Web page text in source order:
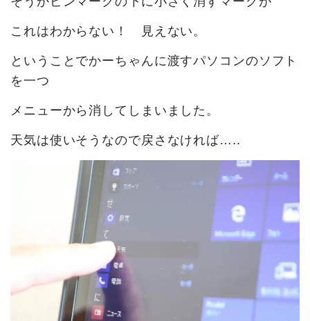
これはわからない！ 見えない。
ということでかーちゃんに渡すパソコンのソフト
を一つ
メニューから消してしまいました。
天気は使いそうなので戻さなければ…..